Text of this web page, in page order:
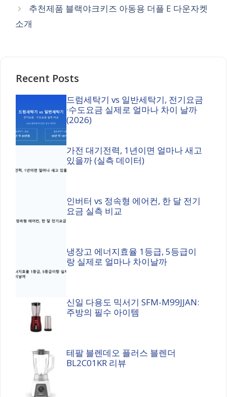
추천제품 블랙야크키즈 아동용 더플 E 다운자켓
소개
Recent Posts
드럼세탁기 vs 일반세탁기, 전기요금
·수도요금 실제로 얼마나 차이 날까
(2026)
가전 대기전력, 1년이면 얼마나 새고
있을까 (실측 데이터)
인버터 vs 정속형 에어컨, 한 달 전기
요금 실측 비교
냉장고 에너지효율 1등급, 5등급이
랑 실제로 얼마나 차이날까
신일 다용도 믹서기 SFM-M99JJAN:
주방의 필수 아이템
테팔 블렌데오 플러스 블렌더
BL2C01KR 리뷰